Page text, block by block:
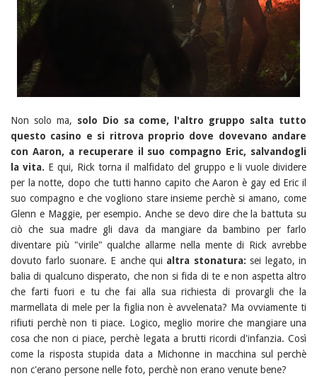
Non solo ma, solo Dio sa come, l'altro gruppo salta tutto
questo casino e si ritrova proprio dove dovevano andare
con Aaron, a recuperare il suo compagno Eric, salvandogli
la vita. E qui, Rick torna il malfidato del gruppo e li vuole dividere
per la notte, dopo che tutti hanno capito che Aaron è gay ed Eric il
suo compagno e che vogliono stare insieme perchè si amano, come
Glenn e Maggie, per esempio. Anche se devo dire che la battuta su
ciò che sua madre gli dava da mangiare da bambino per farlo
diventare più "virile" qualche allarme nella mente di Rick avrebbe
dovuto farlo suonare. E anche qui altra stonatura:sei legato, in
balia di qualcuno disperato, che non si fida di te e non aspetta altro
che farti fuori e tu che fai alla sua richiesta di provargli che la
marmellata di mele per la figlia non è avvelenata? Ma ovviamente ti
rifiuti perchè non ti piace. Logico, meglio morire che mangiare una
cosa che non ci piace, perchè legata a brutti ricordi d'infanzia. Così
come la risposta stupida data a Michonne in macchina sul perchè
non c'erano persone nelle foto, perchè non erano venute bene?